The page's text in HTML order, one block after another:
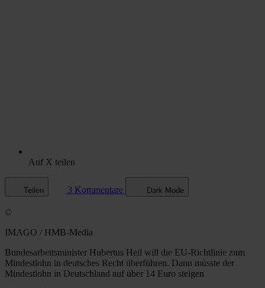
Auf X teilen
Teilen 3 Kommentare Dark Mode
©
IMAGO / HMB-Media
Bundesarbeitsminister Hubertus Heil will die EU-Richtlinie zum
Mindestlohn in deutsches Recht überführen. Dann müsste der
Mindestlohn in Deutschland auf über 14 Euro steigen